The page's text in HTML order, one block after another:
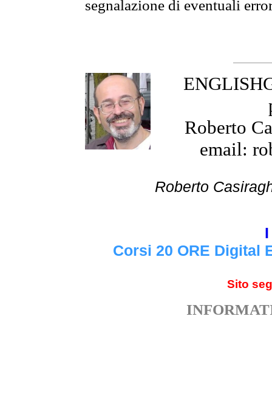
segnalazione di eventuali
Roberto
email:
Roberto
Corsi 20 ORE Digital
Sito